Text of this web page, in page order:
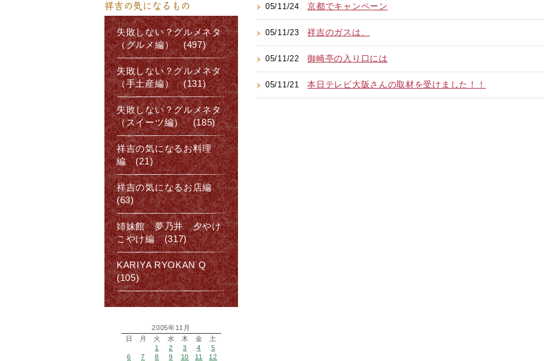
05/11/24京都でキャンペーン
05/11/23祥吉のガスは、
05/11/22御崎亭の入り口には
05/11/21本日テレビ大阪さんの取材を受けました！！
祥吉の気になるもの
失敗しない？グルメネタ
（グルメ編） (497)
失敗しない？グルメネタ
（手土産編） (131)
失敗しない？グルメネタ
（スイーツ編） (185)
祥吉の気になるお料理
編 (21)
祥吉の気になるお店編
(63)
姉妹館 夢乃井 夕やけ
こやけ編 (317)
KARIYA RYOKAN Q
(105)
2005年11月
日
月 火 水 木 金
土
1
2 3 4
5
6
7 8 9 10 11
12